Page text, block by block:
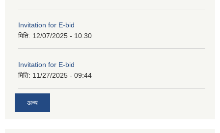
Invitation for E-bid
मिति: 12/07/2025 - 10:30
Invitation for E-bid
मिति: 11/27/2025 - 09:44
अन्य